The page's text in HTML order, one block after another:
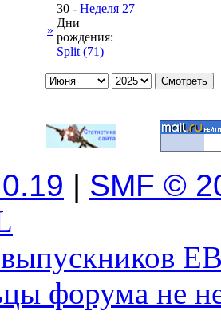
»
30 - Неделя 27
Дни
рождения:
Split (71)
| SMF ©
форума не